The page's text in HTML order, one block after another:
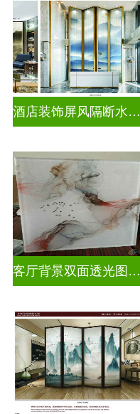
酒店装饰屏风隔断水墨山水画玻璃
客厅背景双面透光图案水墨画玻璃